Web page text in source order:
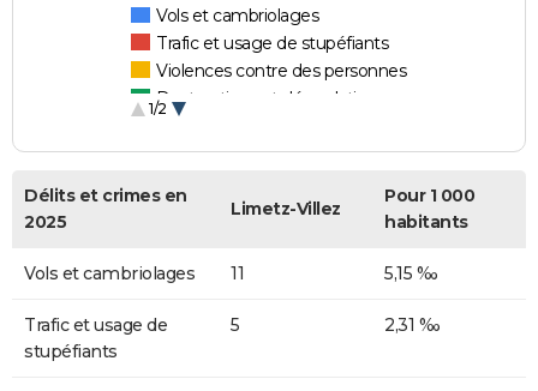
Vols et cambriolages
Trafic et usage de stupéfiants
Violences contre des personnes
Destructions et dégradations
1/2
Délits et crimes en
2025
Limetz-Villez
Pour 1 000
habitants
Vols et cambriolages 11 5,15 ‰
Trafic et usage de
stupéfiants
5 2,31 ‰